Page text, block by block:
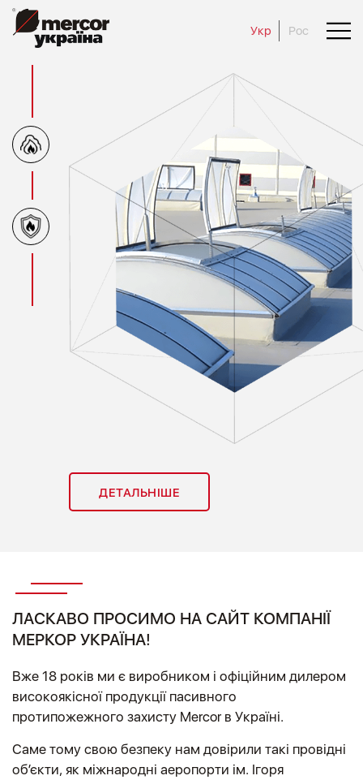
Укр Рос
ДЕТАЛЬНІШЕ
ЛАСКАВО ПРОСИМО НА САЙТ КОМПАНІЇ
МЕРКОР УКРАЇНА!
Вже 18 років ми є виробником і офіційним дилером
високоякісної продукції пасивного
протипожежного захисту Mercor в Україні.
Саме тому свою безпеку нам довірили такі провідні
об’єкти, як міжнародні аеропорти ім. Ігоря